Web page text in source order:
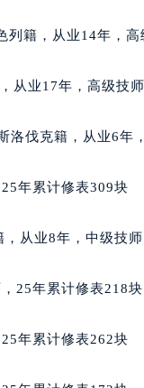
达中心东1幢20楼
16号兰州中心写字
街萧邦售后服务中
邦售后服务中心（需
萧邦售后服务中心
萧邦售后服务中心（
街萧邦售后服务中
列籍，从业14年，
从业17年，高级技
洛伐克籍，从业6年
年累计修表309块
从业8年，中级技
25年累计修表218块
年累计修表262块